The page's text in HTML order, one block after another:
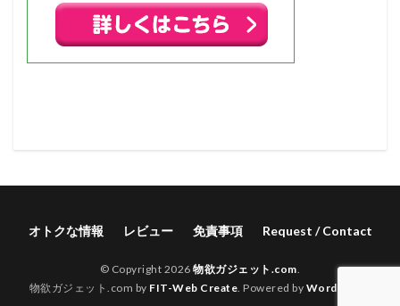
オトクな情報 レビュー 免責事項 Request / Contact
© Copyright 2026物欲ガジェット.com
物欲ガジェット.com by FIT-Web Create . Powered by WordPress